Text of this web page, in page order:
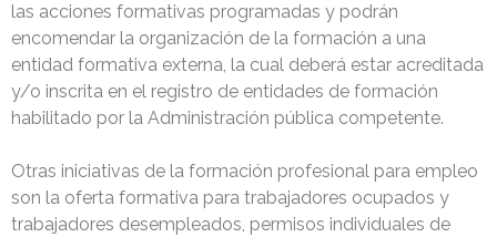
las acciones formativas programadas y podrán
encomendar la organización de la formación a una
entidad formativa externa, la cual deberá estar acreditada
y/o inscrita en el registro de entidades de formación
habilitado por la Administración pública competente.
Otras iniciativas de la formación profesional para empleo
son la oferta formativa para trabajadores ocupados y
trabajadores desempleados, permisos individuales de